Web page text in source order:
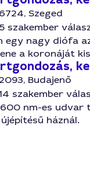
6724, Szeged
5 szakember
egy nagy diófa
a koronáját
2093, Budajenő
szakember
nm-es udvar
háznál.